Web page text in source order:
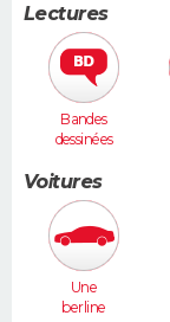
Lectures
Bandes
dessinées
Voitures
Une
berline